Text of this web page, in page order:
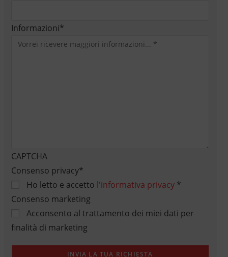
Informazioni*
CAPTCHA
Consenso privacy*
Ho letto e accetto l'informativa privacy*
Consenso marketing
Acconsento al trattamento dei miei dati per
finalità di marketing